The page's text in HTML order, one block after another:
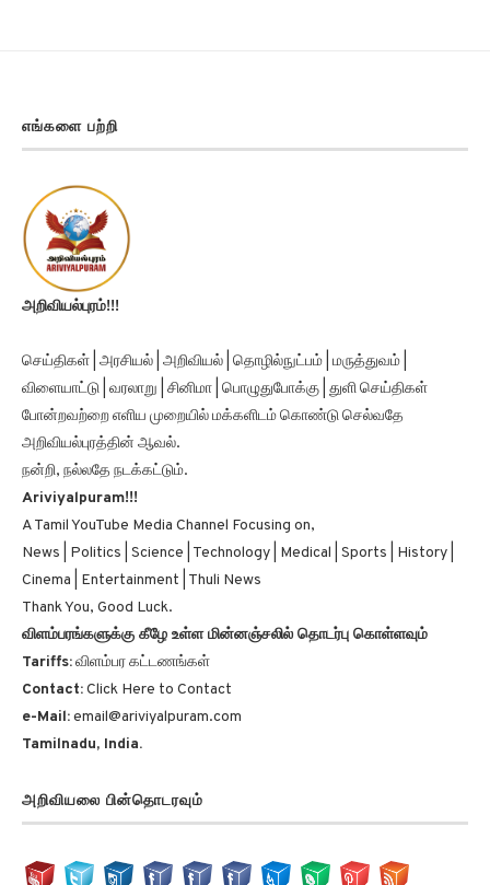
எங்களை பற்றி
செய்திகள் | அரசியல் | அறிவியல் | தொழில்நுட்பம் | மருத்துவம் |
விளையாட்டு | வரலாறு | சினிமா | பொழுதுபோக்கு | துளி செய்திகள்
போன்றவற்றை எளிய முறையில் மக்களிடம் கொண்டு செல்வதே
அறிவியல்புரத்தின் ஆவல்.
நன்றி, நல்லதே நடக்கட்டும்.
Ariviyalpuram!!!
A Tamil YouTube Media Channel Focusing on,
News | Politics | Science | Technology | Medical | Sports | History |
Cinema | Entertainment | Thuli News
Thank You, Good Luck.
விளம்பரங்களுக்கு கீழே உள்ள மின்னஞ்சலில் தொடர்பு கொள்ளவும்
Tariffs:விளம்பர கட்டணங்கள்
Contact:Click Here to Contact
e-Mail: email@ariviyalpuram.com
அறிவியலை பின்தொடரவும்